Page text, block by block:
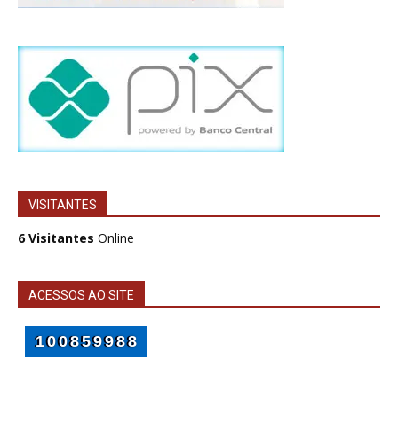
VISITANTES
6 Visitantes Online
ACESSOS AO SITE